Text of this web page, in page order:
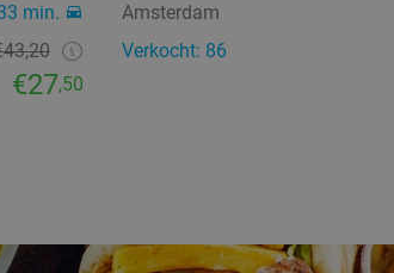
min.
€27,50
Amsterdam
Verkocht: 86